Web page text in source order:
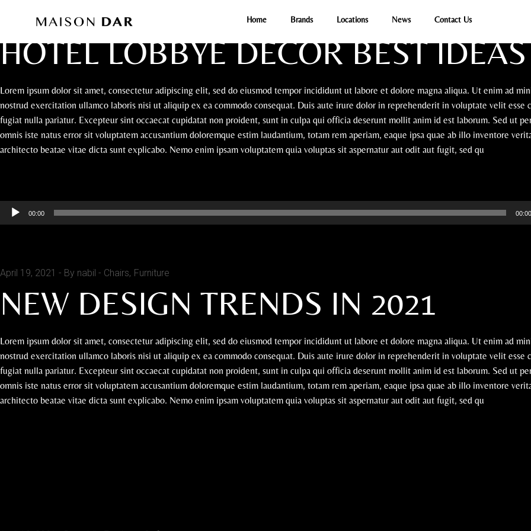
Home Brands Locations News Contact Us
April 19, 2021 By nabil Furniture
HOTEL LOBBYE DECOR BEST IDEAS
Lorem ipsum dolor sit amet, consectetur adipiscing elit, sed do eiusmod tempor incididunt ut labore et dolore magna aliqua. Ut enim ad
nostrud exercitation ullamco laboris nisi ut aliquip ex ea commodo consequat. Duis aute irure dolor in reprehenderit in voluptate velit esse
fugiat nulla pariatur. Excepteur sint occaecat cupidatat non proident, sunt in culpa qui officia deserunt mollit anim id est laborum. Sed ut
omnis iste natus error sit voluptatem accusantium doloremque estim laudantium, totam rem aperiam, eaque ipsa quae ab illo inventore
architecto beatae vitae dicta sunt explicabo. Nemo enim ipsam voluptatem quia voluptas sit aspernatur aut odit aut fugit, sed qu
Audio
Player
00:00 00:00
April 19, 2021 By nabil Chairs Furniture
NEW DESIGN TRENDS IN 2021
Lorem ipsum dolor sit amet, consectetur adipiscing elit, sed do eiusmod tempor incididunt ut labore et dolore magna aliqua. Ut enim ad
nostrud exercitation ullamco laboris nisi ut aliquip ex ea commodo consequat. Duis aute irure dolor in reprehenderit in voluptate velit esse
fugiat nulla pariatur. Excepteur sint occaecat cupidatat non proident, sunt in culpa qui officia deserunt mollit anim id est laborum. Sed ut
omnis iste natus error sit voluptatem accusantium doloremque estim laudantium, totam rem aperiam, eaque ipsa quae ab illo inventore
architecto beatae vitae dicta sunt explicabo. Nemo enim ipsam voluptatem quia voluptas sit aspernatur aut odit aut fugit, sed qu